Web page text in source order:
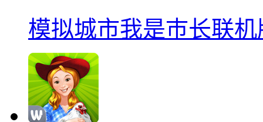
模拟城市我是巿长联机